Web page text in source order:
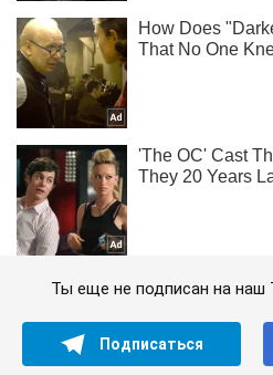
Ты еще не подписан на наш
Подписаться